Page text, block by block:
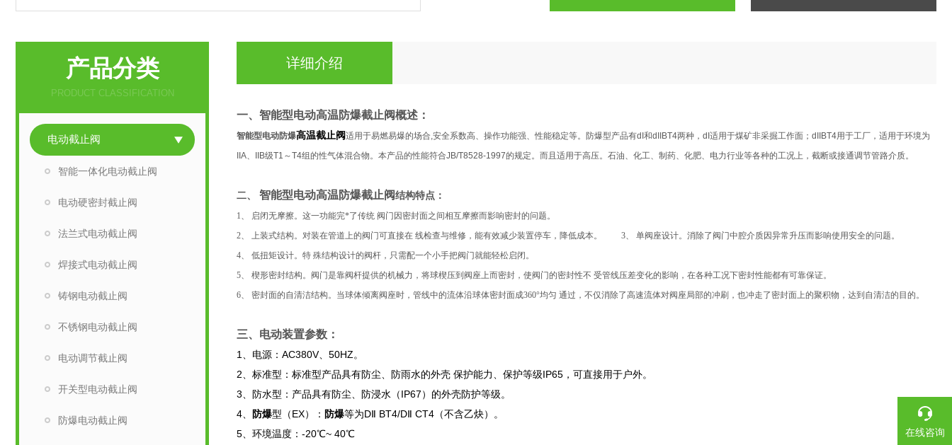
产品分类
PRODUCT CLASSIFICATION
电动截止阀
智能一体化电动截止阀
电动硬密封截止阀
法兰式电动截止阀
焊接式电动截止阀
铸钢电动截止阀
不锈钢电动截止阀
电动调节截止阀
开关型电动截止阀
防爆电动截止阀
详细介绍
一、 智能型电动高温防爆截止阀概述：
智能型电动防爆高温截止阀适用于易燃易爆的场合,安全系数高、操作功能强、性能稳定等。防爆型产品有dI和dIIBT4两种，dI适用于煤矿非采掘工作面；dIIBT4用于工厂，适用于环境为
IIA、IIB级T1～T4组的性气体混合物。本产品的性能符合JB/T8528-1997的规定。而且适用于高压。石油、化工、制药、化肥、电力行业等各种的工况上，截断或接通调节管路介质。​
二、 智能型电动高温防爆截止阀结构特点：
1、 启闭无摩擦。这一功能完*了传统 阀门因密封面之间相互摩擦而影响密封的问题。
2、 上装式结构。对装在管道上的阀门可直接在 线检查与维修，能有效减少装置停车，降低成本。 3、 单阀座设计。消除了阀门中腔介质因异常升压而影响使用安全的问题。
4、 低扭矩设计。特 殊结构设计的阀杆，只需配一个小手把阀门就能轻松启闭。
5、 楔形密封结构。阀门是靠阀杆提供的机械力，将球楔压到阀座上而密封，使阀门的密封性不 受管线压差变化的影响，在各种工况下密封性能都有可靠保证。
6、 密封面的自清洁结构。当球体倾离阀座时，管线中的流体沿球体密封面成360°均匀 通过，不仅消除了高速流体对阀座局部的冲刷，也冲走了密封面上的聚积物，达到自清洁的目的。
三、电动装置参数：
1、电源：AC380V、50HZ。
2、标准型：标准型产品具有防尘、防雨水的外壳 保护能力、保护等级IP65，可直接用于户外。
3、防水型：产品具有防尘、防浸水（IP67）的外壳防护等级。
4、
防爆型（EX）： 防爆等为DⅡ BT4/DⅡ CT4（不含乙炔）。
5、环境温度：-20℃~ 40℃
在线咨询